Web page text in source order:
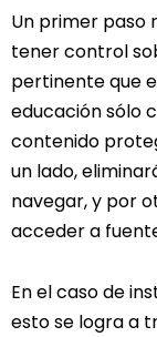
Un primer paso
tener control
pertinente que
educación sólo
contenido
un lado,
navegar, y por
acceder a
En el caso de
esto se logra a